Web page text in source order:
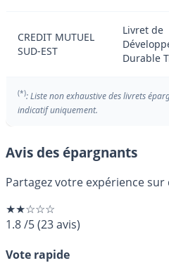
CREDIT MUTUEL
SUD-EST
Livret de
Durable
(*): Liste non exhaustive des livrets
indicatif uniquement.
Avis des épargnants
Partagez votre expérience
★★☆☆☆
1.8/5(23avis)
Vote rapide